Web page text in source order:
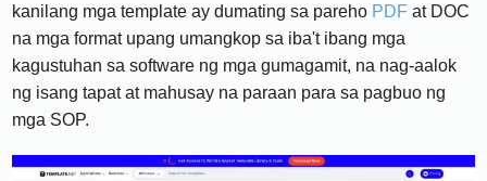
kanilang mga template ay dumating sa pareho PDF at DOC
na mga format upang umangkop sa iba't ibang mga
kagustuhan sa software ng mga gumagamit, na nag-aalok
ng isang tapat at mahusay na paraan para sa pagbuo ng
mga SOP.